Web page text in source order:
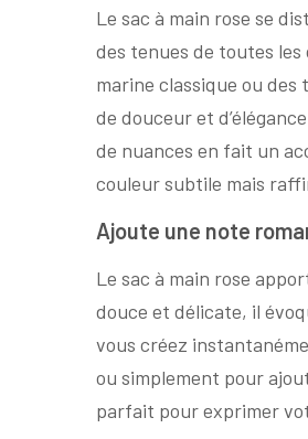
Le sac à main rose se
des tenues de toutes
marine classique ou
de douceur et
de nuances en fait un
couleur subtile mais
Ajoute une note
Le sac à main rose
douce et délicate, il
vous créez
ou simplement pour
parfait pour exprimer